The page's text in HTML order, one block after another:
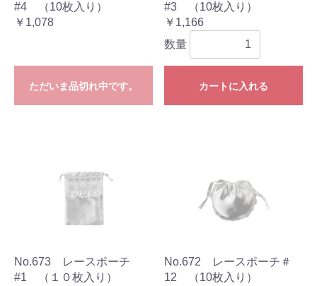
#4 （10枚入り）
￥1,078
ただいま品切れ中です。
#3 （10枚入り）
￥1,166
数量
カートに入れる
No.673 レースポーチ
#1 （１０枚入り）
No.672 レースポーチ＃
12 （10枚入り）